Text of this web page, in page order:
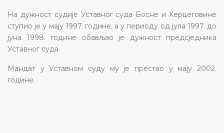
На дужност судије Уставног суда Босне и Херцеговине
ступио је у мају 1997. године, а у периоду од јула 1997. до
јуна 1998. године обављао је дужност предсједника
Уставног суда.
Мандат у Уставном суду му је престао у мају 2002.
године.